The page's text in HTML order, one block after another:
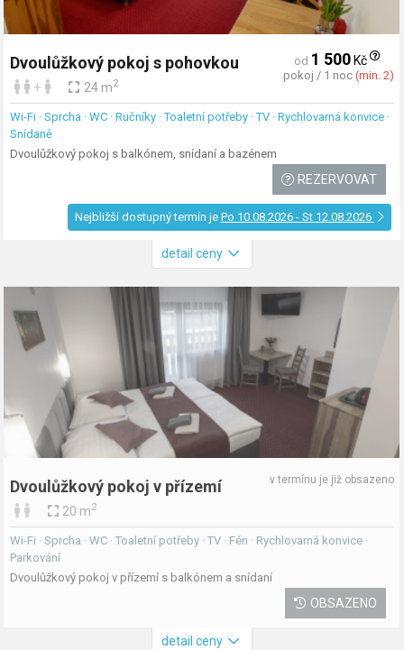
Dvoulůžkový pokoj s pohovkou
+ 24 m2
od 1 500Kč
pokoj / 1 noc (min. 2)
Wi-Fi · Sprcha · WC · Ručníky · Toaletní potřeby · TV · Rychlovarná konvice ·
Snídaně
Dvoulůžkový pokoj s balkónem, snídaní a bazénem
REZERVOVAT
Nejbližší dostupný termín je Po 10.08.2026 - St 12.08.2026
detail ceny
Dvoulůžkový pokoj v přízemí
20 m2
v termínu je již obsazeno
Wi-Fi · Sprcha · WC · Toaletní potřeby · TV · Fén · Rychlovarná konvice ·
Parkování
Dvoulůžkový pokoj v přízemí s balkónem a snídaní
OBSAZENO
detail ceny